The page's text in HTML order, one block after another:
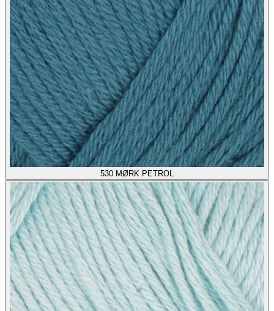
530 MØRK PETROL